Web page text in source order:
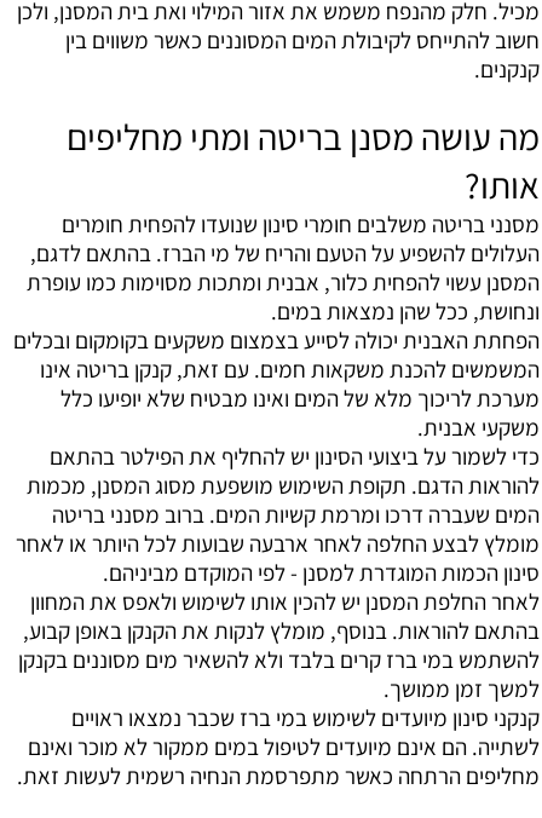
מכיל. חלק מהנפח משמש את אזור המילוי ואת בית המסנן, ולכן
חשוב להתייחס לקיבולת המים המסוננים כאשר משווים בין
קנקנים.
מה עושה מסנן בריטה ומתי מחליפים
אותו?
מסנני בריטה משלבים חומרי סינון שנועדו להפחית חומרים
העלולים להשפיע על הטעם והריח של מי הברז. בהתאם לדגם,
המסנן עשוי להפחית כלור, אבנית ומתכות מסוימות כמו עופרת
ונחושת, ככל שהן נמצאות במים.
הפחתת האבנית יכולה לסייע בצמצום משקעים בקומקום ובכלים
המשמשים להכנת משקאות חמים. עם זאת, קנקן בריטה אינו
מערכת לריכוך מלא של המים ואינו מבטיח שלא יופיעו כלל
משקעי אבנית.
כדי לשמור על ביצועי הסינון יש להחליף את הפילטר בהתאם
להוראות הדגם. תקופת השימוש מושפעת מסוג המסנן, מכמות
המים שעברה דרכו ומרמת קשיות המים. ברוב מסנני בריטה
מומלץ לבצע החלפה לאחר ארבעה שבועות לכל היותר או לאחר
סינון הכמות המוגדרת למסנן - לפי המוקדם מביניהם.
לאחר החלפת המסנן יש להכין אותו לשימוש ולאפס את המחוון
בהתאם להוראות. בנוסף, מומלץ לנקות את הקנקן באופן קבוע,
להשתמש במי ברז קרים בלבד ולא להשאיר מים מסוננים בקנקן
למשך זמן ממושך.
קנקני סינון מיועדים לשימוש במי ברז שכבר נמצאו ראויים
לשתייה. הם אינם מיועדים לטיפול במים ממקור לא מוכר ואינם
מחליפים הרתחה כאשר מתפרסמת הנחיה רשמית לעשות זאת.